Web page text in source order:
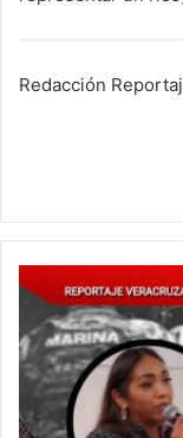
Redacción
arde
en
escándalo:
¡Alcaldesa
Morena